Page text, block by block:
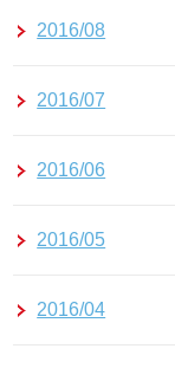
2016/08
2016/07
2016/06
2016/05
2016/04